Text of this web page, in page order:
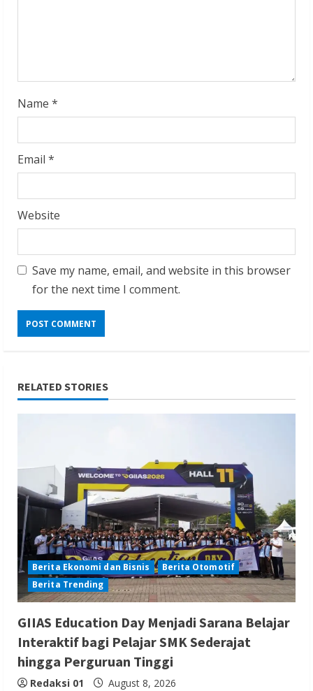
Name *
Email *
Website
Save my name, email, and website in this browser
for the next time I comment.
RELATED STORIES
Berita Ekonomi dan Bisnis
Berita Otomotif
Berita Trending
GIIAS Education Day Menjadi Sarana Belajar
Interaktif bagi Pelajar SMK Sederajat
hingga Perguruan Tinggi
Redaksi 01 August 8, 2026